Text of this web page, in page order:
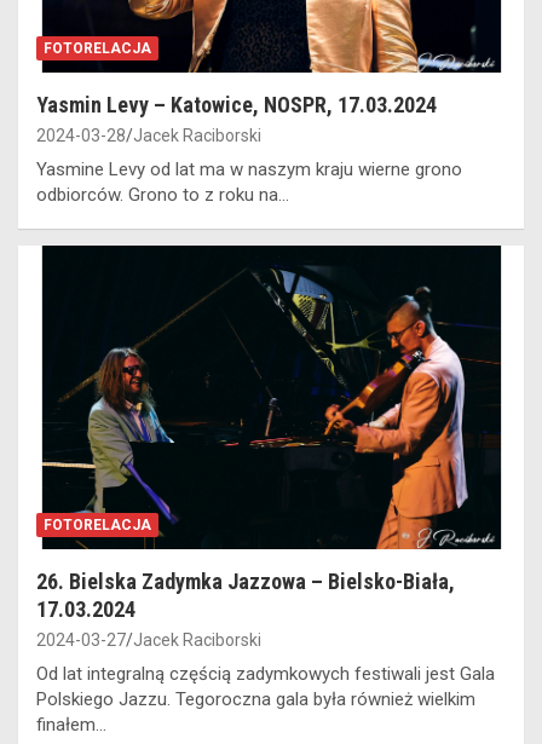
FOTORELACJA
Yasmin Levy – Katowice, NOSPR, 17.03.2024
2024-03-28 Jacek Raciborski
Yasmine Levy od lat ma w naszym kraju wierne grono
odbiorców. Grono to z roku na…
FOTORELACJA
26. Bielska Zadymka Jazzowa – Bielsko-Biała,
17.03.2024
2024-03-27 Jacek Raciborski
Od lat integralną częścią zadymkowych festiwali jest Gala
Polskiego Jazzu. Tegoroczna gala była również wielkim
finałem…